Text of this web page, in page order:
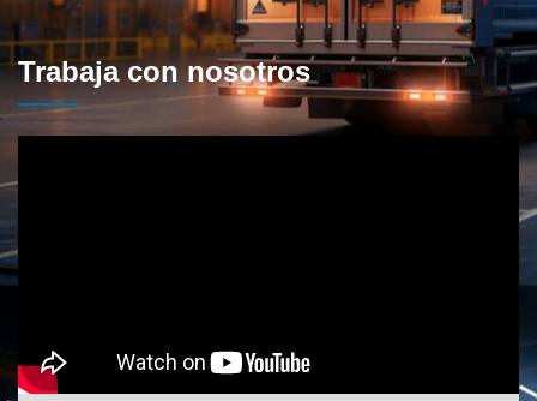
Trabaja con nosotros